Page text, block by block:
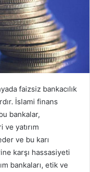
faizsiz bankacılık
İslami finans
bankalar,
yatırım
ve bu karı
karşı hassasiyeti
bankaları, etik ve